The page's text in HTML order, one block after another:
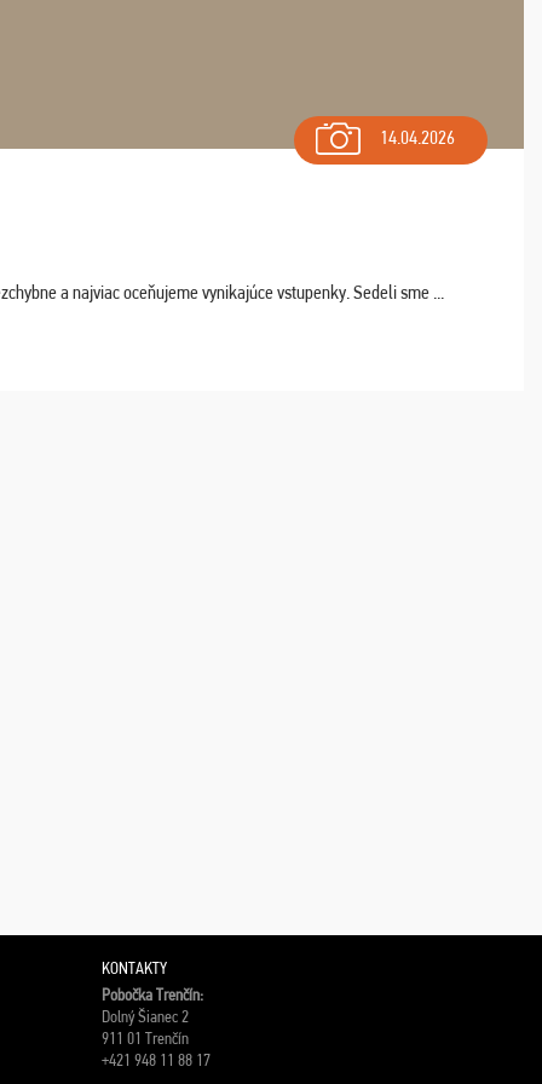
14.04.2026
a najviac oceňujeme vynikajúce vstupenky. Sedeli sme ...
KONTAKTY
Pobočka Trenčín:
Dolný Šianec 2
911 01 Trenčín
+421 948 11 88 17